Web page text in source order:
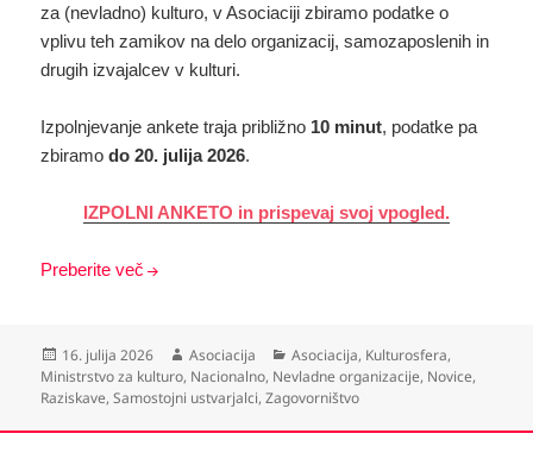
za (nevladno) kulturo, v Asociaciji zbiramo podatke o
vplivu teh zamikov na delo organizacij, samozaposlenih in
drugih izvajalcev v kulturi.
Izpolnjevanje ankete traja približno 10 minut, podatke pa
zbiramodo 20. julija 2026.
IZPOLNI ANKETO in prispevaj svoj vpogled.
Preberite več
Objavljeno
dne
16. julija 2026 Avtor
Asociacija Kategorije
Asociacija, Kulturosfera,
Ministrstvo za kulturo, Nacionalno, Nevladne organizacije, Novice,
Raziskave,Samostojni ustvarjalci,Zagovorništvo